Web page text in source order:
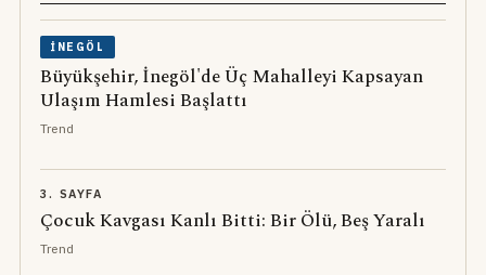
İNEGÖL
Büyükşehir, İnegöl'de Üç Mahalleyi Kapsayan
Ulaşım Hamlesi Başlattı
Trend
3. SAYFA
Çocuk Kavgası Kanlı Bitti: Bir Ölü, Beş Yaralı
Trend